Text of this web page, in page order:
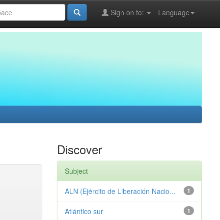
Language
Sign on to:
Discover
Subject
1
ALN (Ejército de Liberación Nacio...
1
Atlántico sur